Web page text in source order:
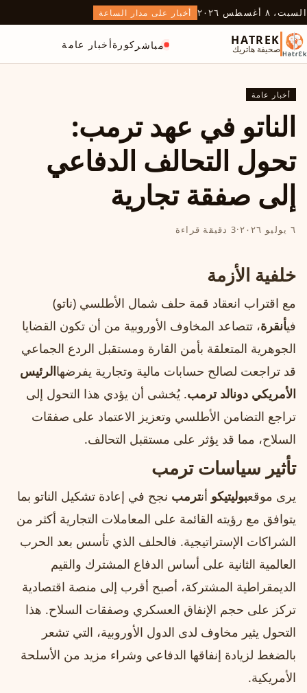
السبت، ٨ أغسطس ٢٠٢٦ أخبار على مدار الساعة
HATREK
صحيفة هاتريك مباشر كورةأخبار عامة
أخبار عامة
الناتو في عهد ترمب:
تحول التحالف الدفاعي
إلى صفقة تجارية
٦ يوليو ٢٠٢٦ ·3 دقيقة قراءة
خلفية الأزمة
مع اقتراب انعقاد قمة حلف شمال الأطلسي (ناتو)
فيأنقرة، تتصاعد المخاوف الأوروبية من أن تكون القضايا
الجوهرية المتعلقة بأمن القارة ومستقبل الردع الجماعي
قد تراجعت لصالح حسابات مالية وتجارية يفرضهاالرئيس
الأمريكي دونالد ترمب. يُخشى أن يؤدي هذا التحول إلى
تراجع التضامن الأطلسي وتعزيز الاعتماد على صفقات
السلاح، مما قد يؤثر على مستقبل التحالف.
تأثير سياسات ترمب
يرى موقعبوليتيكو أنترمب نجح في إعادة تشكيل الناتو بما
يتوافق مع رؤيته القائمة على المعاملات التجارية أكثر من
الشراكات الإستراتيجية. فالحلف الذي تأسس بعد الحرب
العالمية الثانية على أساس الدفاع المشترك والقيم
الديمقراطية المشتركة، أصبح أقرب إلى منصة اقتصادية
تركز على حجم الإنفاق العسكري وصفقات السلاح. هذا
التحول يثير مخاوف لدى الدول الأوروبية، التي تشعر
بالضغط لزيادة إنفاقها الدفاعي وشراء مزيد من الأسلحة
الأمريكية.